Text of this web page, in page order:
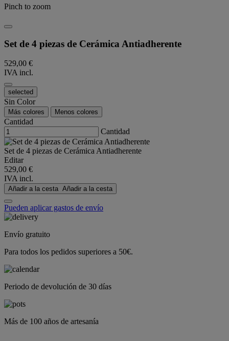
Pinch to zoom
Set de 4 piezas de Cerámica Antiadherente
529,00 €
IVA incl.
selected
Sin Color
Más colores Menos colores
Cantidad
Cantidad
Set de 4 piezas de Cerámica Antiadherente
Editar
529,00 €
IVA incl.
Añadir a la cesta Añadir a la cesta
Pueden aplicar gastos de envío
Envío gratuito
Para todos los pedidos superiores a 50€.
Periodo de devolución de 30 días
Más de 100 años de artesanía